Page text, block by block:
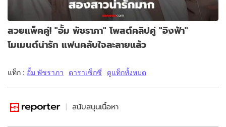
สวยแพ็คคู่! "อั้ม พัชราภา" โพสต์คลิปคู่ "อิงฟ้า"
โมเมนต์น่ารัก แฟนคลับใจละลายแล้ว
แท็ก : อั้ม พัชราภา ดาราเซ็กซี่ ดูแท็กทั้งหมด
สนับสนุนเนื้อหา